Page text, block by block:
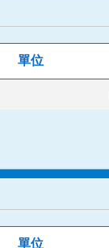
單位
單位